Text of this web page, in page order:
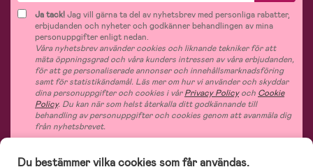
Ja tack!Jag vill gärna ta del av nyhetsbrev med personliga rabatter,
erbjudanden och nyheter och godkänner behandlingen av mina
personuppgifter enligt nedan.
Våra nyhetsbrev använder cookies och liknande tekniker för att
mäta öppningsgrad och våra kunders intressen av våra erbjudanden,
för att ge personaliserade annonser och innehållsmarknadsföring
samt för statistikändamål. Läs mer om hur vi använder och skyddar
dina personuppgifter och cookies i vårPrivacy Policyoch Cookie
Policy. Du kan när som helst återkalla ditt godkännande till
behandling av personuppgifter och cookies genom att avanmäla dig
från nyhetsbrevet.
Du bestämmer vilka cookies som får användas.